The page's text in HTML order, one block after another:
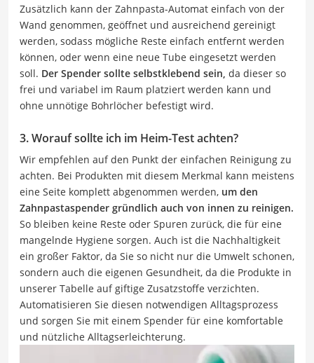
Zusätzlich kann der Zahnpasta-Automat einfach von der
Wand genommen, geöffnet und ausreichend gereinigt
werden, sodass mögliche Reste einfach entfernt werden
können, oder wenn eine neue Tube eingesetzt werden
soll. Der Spender sollte selbstklebend sein, da dieser so
frei und variabel im Raum platziert werden kann und
ohne unnötige Bohrlöcher befestigt wird.
3. Worauf sollte ich im Heim-Test achten?
Wir empfehlen auf den Punkt der einfachen Reinigung zu
achten. Bei Produkten mit diesem Merkmal kann meistens
eine Seite komplett abgenommen werden, um den
Zahnpastaspender gründlich auch von innen zu reinigen.
So bleiben keine Reste oder Spuren zurück, die für eine
mangelnde Hygiene sorgen. Auch ist die Nachhaltigkeit
ein großer Faktor, da Sie so nicht nur die Umwelt schonen,
sondern auch die eigenen Gesundheit, da die Produkte in
unserer Tabelle auf giftige Zusatzstoffe verzichten.
Automatisieren Sie diesen notwendigen Alltagsprozess
und sorgen Sie mit einem Spender für eine komfortable
und nützliche Alltagserleichterung.